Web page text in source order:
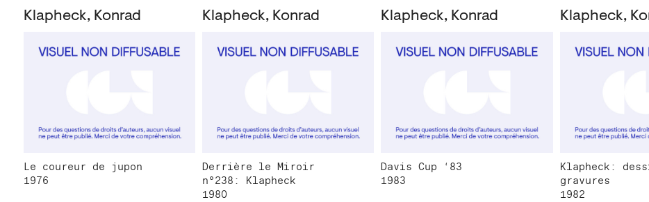
Klapheck, Konrad
Le coureur de jupon
1976
Klapheck, Konrad
Derrière le Miroir
n°238: Klapheck
1980
Klapheck, Konrad
Davis Cup ‘83
1983
Klapheck,
Klapheck:
gravures
1982